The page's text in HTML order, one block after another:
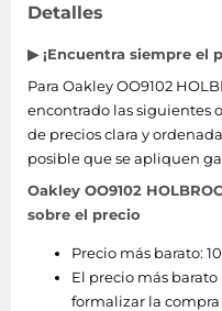
Detalles
▶ ¡Encuentra siempre el
Para Oakley OO9102
encontrado las siguientes
de precios clara y
posible que se apliquen
Oakley OO9102
sobre el precio
Precio más barato:
El precio más barato
formalizar la compra